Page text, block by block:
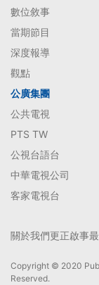
數位敘事
當期節目
深度報導
觀點
公廣集團
公共電視
PTS TW
公視台語台
中華電視公司
客家電視台
關於我們更正啟事
Copyright © 2020
Reserved.